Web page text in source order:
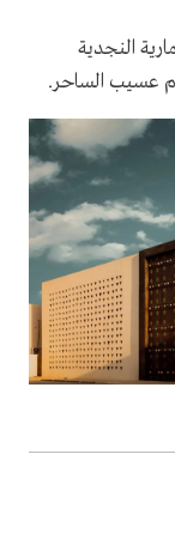
النجدية
الساحر.